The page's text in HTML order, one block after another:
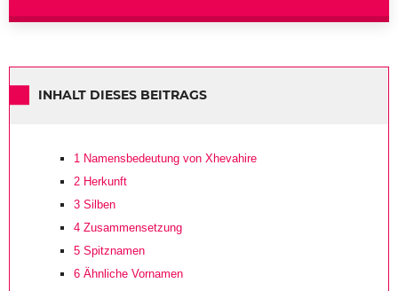
INHALT DIESES BEITRAGS
1 Namensbedeutung von Xhevahire
2 Herkunft
3 Silben
4 Zusammensetzung
5 Spitznamen
6 Ähnliche Vornamen